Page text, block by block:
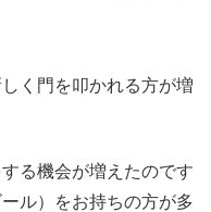
く門を叩かれる方が増
る機会が増えたのです
ル）をお持ちの方が多